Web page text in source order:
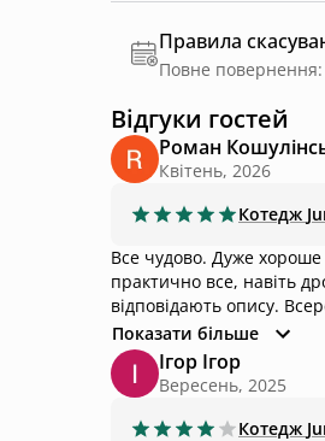
Правила
Повне повернення:
Відгуки гостей
Роман
Квітень, 2026
Котедж
Все чудово. Дуже хороше місце для тихого і спокійного відпочинку. Будиночок новий і дуже добре облаштований, є
практично все, навіть
відповідають опису. Всередині будинку є QR код, який веде на сторінку з описом зручностей (резервне живлення,
інтернет тощо) і
адміністратор завжди на зв'язку. Є швидкий Wi-Fi, чудове мобільне покриття, тому можна
вуличні меблі та виведена розетка). Потрібно розуміти, що в селі немає такої ж
які від помешкання не
закупитись по дорозі.
Показати більше
Ігор Ігор
Вересень, 2025
Котедж